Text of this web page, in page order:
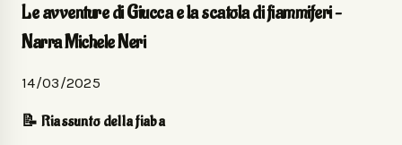
Le avventure di Giucca e la scatola di fiammiferi –
Narra Michele Neri
14/03/2025
📝 Riassunto della fiaba